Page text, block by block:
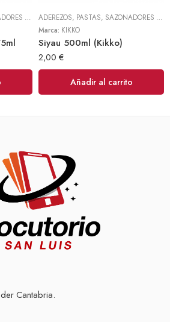
ADEREZOS, PASTAS, SAZONADORES Y CONDIMENTOS ,TODOS
ADEREZOS, PASTAS, SAZONADORES Y CONDIMENTOS
Marca: KIKKO
Siyau 500ml (Kikko)
2,00 €
Añadir al carrito
Cantabria.